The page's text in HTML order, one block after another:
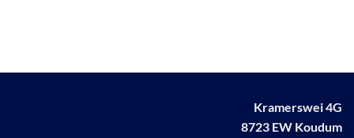
Kramerswei 4G
8723 EW Koudum